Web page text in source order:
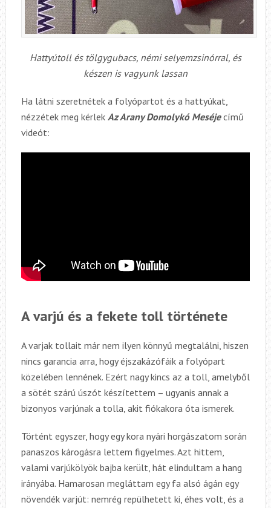
Hattyútoll és tölgygubacs, némi selyemzsinórral, és
készen is vagyunk lassan
Ha látni szeretnétek a folyópartot és a hattyúkat,
nézzétek meg kérlek Az Arany Domolykó Meséjecímű
videót:
A varjú és a fekete toll története
A varjak tollait már nem ilyen könnyű megtalálni, hiszen
nincs garancia arra, hogy éjszakázófáik a folyópart
közelében lennének. Ezért nagy kincs az a toll, amelyből
a sötét szárú úszót készítettem – ugyanis annak a
bizonyos varjúnak a tolla, akit fiókakora óta ismerek.
Történt egyszer, hogy egy kora nyári horgászatom során
panaszos károgásra lettem figyelmes. Azt hittem,
valami varjúkölyök bajba került, hát elindultam a hang
irányába. Hamarosan megláttam egy fa alsó ágán egy
növendék varjút: nemrég repülhetett ki, éhes volt, és a